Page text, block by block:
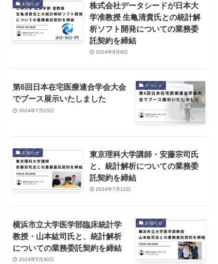
お知らせ
株式会社データシードが日本大
学准教授 生亀清貴氏との統計解
析ソフト開発についての業務委
託契約を締結
2024年8月9日
イベント
第6回日本在宅医療連合学会大会
でブース展示いたしました
2024年7月23日
お知らせ
東京理科大学講師・安藤宗司氏
と、統計解析についての業務委
託契約を締結
2024年7月12日
お知らせ
横浜市立⼤学医学部臨床統計学
教授・⼭本紘司氏と、統計解析
についての業務委託契約を締結
2024年5月30日